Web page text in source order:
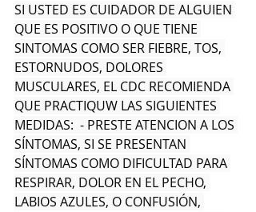
SI USTED ES CUIDADOR DE ALGUIEN
QUE ES POSITIVO O QUE TIENE
SINTOMAS COMO SER FIEBRE, TOS,
ESTORNUDOS, DOLORES
MUSCULARES, EL CDC RECOMIENDA
QUE PRACTIQUW LAS SIGUIENTES
MEDIDAS:  - PRESTE ATENCION A LOS
SÍNTOMAS, SI SE PRESENTAN
SÍNTOMAS COMO DIFICULTAD PARA
RESPIRAR, DOLOR EN EL PECHO,
LABIOS AZULES, O CONFUSIÓN,